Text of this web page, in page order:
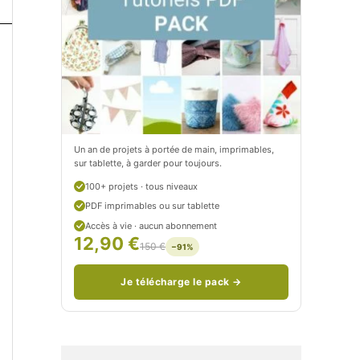
t
i
t
C
i
t
r
n
/
t
i
t
c
i
t
o
n
c
o
Un an de projets à portée de main, imprimables,
sur tablette, à garder pour toujours.
100+ projets · tous niveaux
PDF imprimables ou sur tablette
Accès à vie · aucun abonnement
12,90 €150 € −91%
Je télécharge le pack →